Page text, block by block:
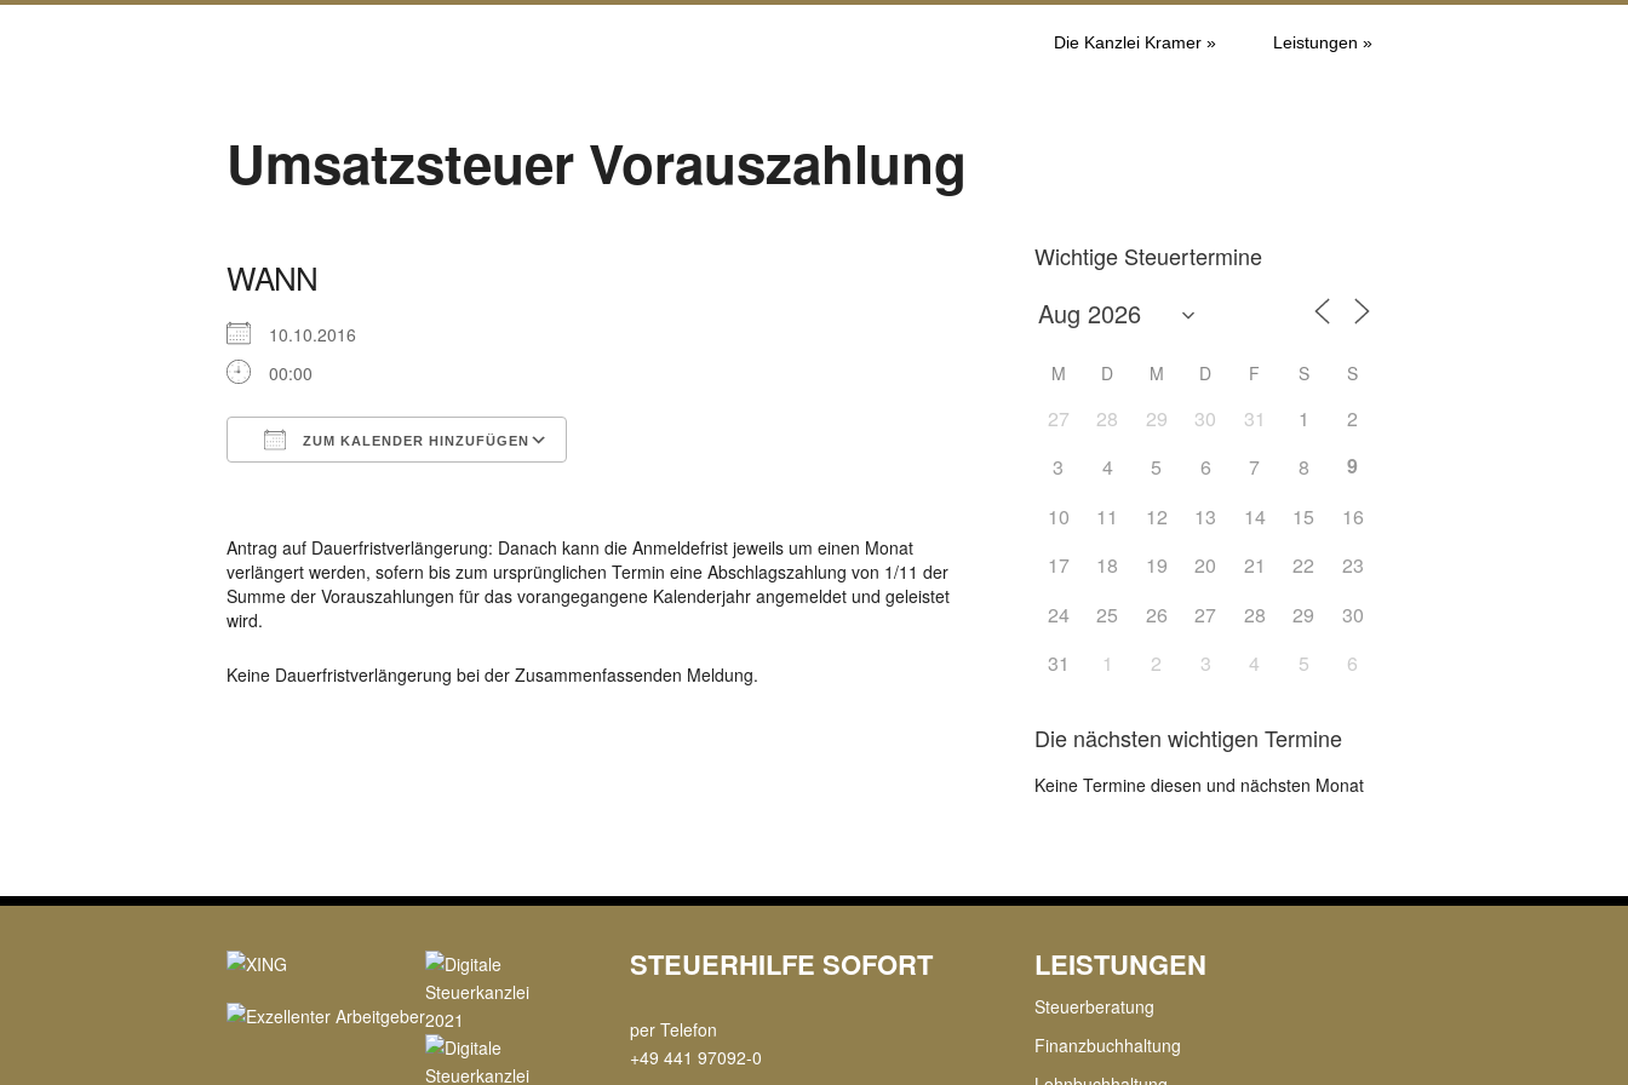
Die Kanzlei Kramer » Leistungen »
Umsatzsteuer Vorauszahlung
WANN
10.10.2016
00:00
ZUM KALENDER HINZUFÜGEN
Antrag auf Dauerfristverlängerung: Danach kann die Anmeldefrist jeweils um einen Monat
verlängert werden, sofern bis zum ursprünglichen Termin eine Abschlagszahlung von 1/11 der
Summe der Vorauszahlungen für das vorangegangene Kalenderjahr angemeldet und geleistet
wird.
Keine Dauerfristverlängerung bei der Zusammenfassenden Meldung.
Wichtige Steuertermine
M D M D F S S
27 28 29 30 31 1
2
3
4 5 6 7 8
9
10
11 12 13 14 15
16
17
18 19 20 21 22
23
24
25 26 27 28 29
30
31
1 2 3 4 5 6
Die nächsten wichtigen Termine
Keine Termine diesen und nächsten Monat
STEUERHILFE SOFORT
per Telefon
+49 441 97092-0
LEISTUNGEN
Steuerberatung
Finanzbuchhaltung